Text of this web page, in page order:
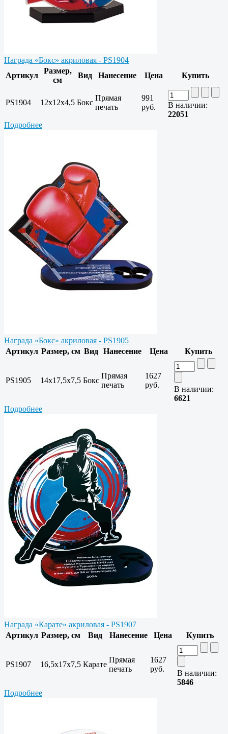
Награда «Бокс» акриловая - PS1904
Артикул
Размер,
см
Вид Нанесение Цена Купить
PS1904 12х12х4,5 Бокс
Прямая
печать
991
руб.
В наличии:
22051
Подробнее
Награда «Бокс» акриловая - PS1905
Артикул Размер, см Вид Нанесение Цена Купить
PS1905 14х17,5х7,5 Бокс
Прямая
печать
1627
руб.
В наличии:
6621
Подробнее
Награда «Карате» акриловая - PS1907
Артикул Размер, см Вид Нанесение Цена Купить
PS1907 16,5х17х7,5 Карате
Прямая
печать
1627
руб.
В наличии:
5846
Подробнее